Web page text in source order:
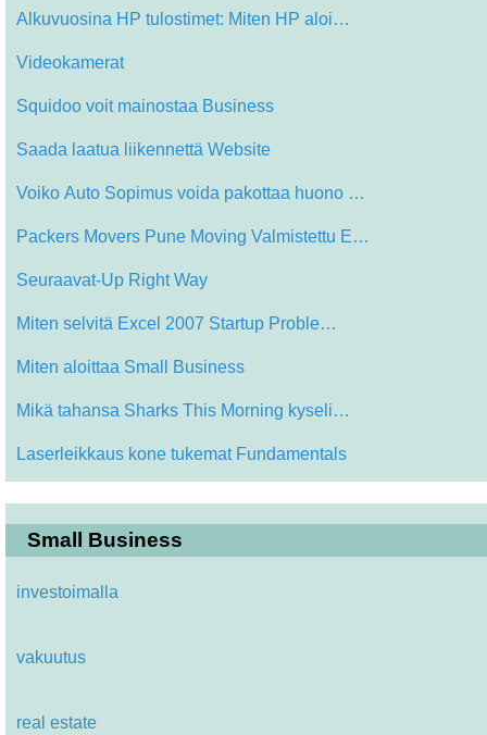
Alkuvuosina HP tulostimet: Miten HP aloi…
Videokamerat
Squidoo voit mainostaa Business
Saada laatua liikennettä Website
Voiko Auto Sopimus voida pakottaa huono …
Packers Movers Pune Moving Valmistettu E…
Seuraavat-Up Right Way
Miten selvitä Excel 2007 Startup Proble…
Miten aloittaa Small Business
Mikä tahansa Sharks This Morning kyseli…
Laserleikkaus kone tukemat Fundamentals
Small Business
investoimalla
vakuutus
real estate